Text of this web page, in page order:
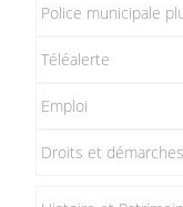
Police municipale
Téléalerte
Emploi
Droits et démarches